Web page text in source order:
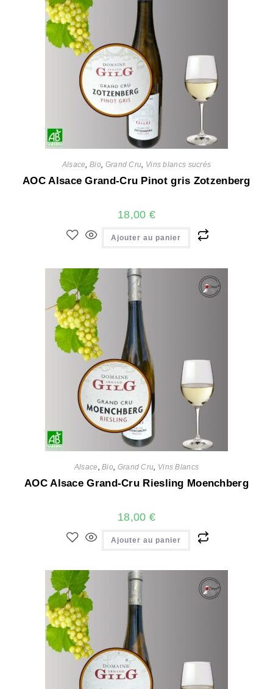
Alsace,Bio, Grand Cru, Vins blancs sucrés
AOC Alsace Grand-Cru Pinot gris Zotzenberg
18,00 €
Ajouter au panier
Alsace ,Bio Grand Cru Vins Blancs
AOC Alsace Grand-Cru Riesling Moenchberg
18,00 €
Ajouter au panier